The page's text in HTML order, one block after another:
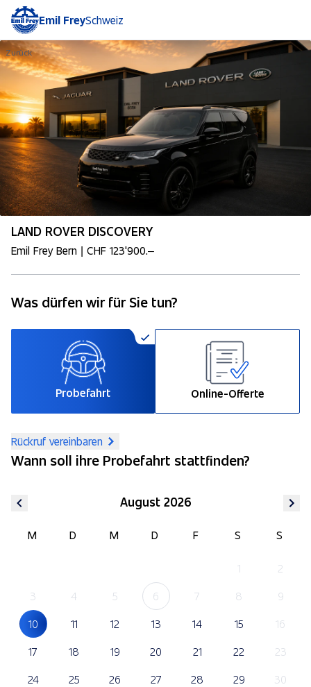
Emil FreySchweiz
Zurück
LAND ROVER DISCOVERY
Emil Frey Bern | CHF 123'900.–
Was dürfen wir für Sie tun?
Probefahrt Online-Offerte
Rückruf vereinbaren
Wann soll ihre Probefahrt stattfinden?
August 2026
M D M D F S S
1
2
3
4 5 6 7 8
9
10
11 12 13 14 15
16
17
18 19 20 21 22
23
24
25 26 27 28 29
30